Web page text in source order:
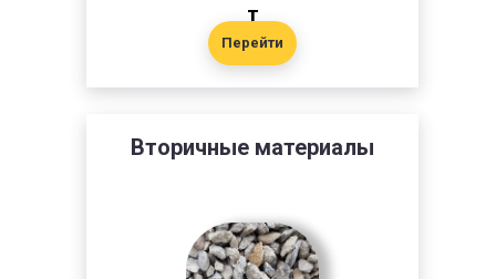
Перейти
т
Вторичные материалы